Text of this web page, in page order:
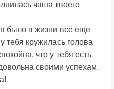
чаша твоего
было в жизни всё еще
тебя кружилась голова
что у тебя есть
своими успехам.